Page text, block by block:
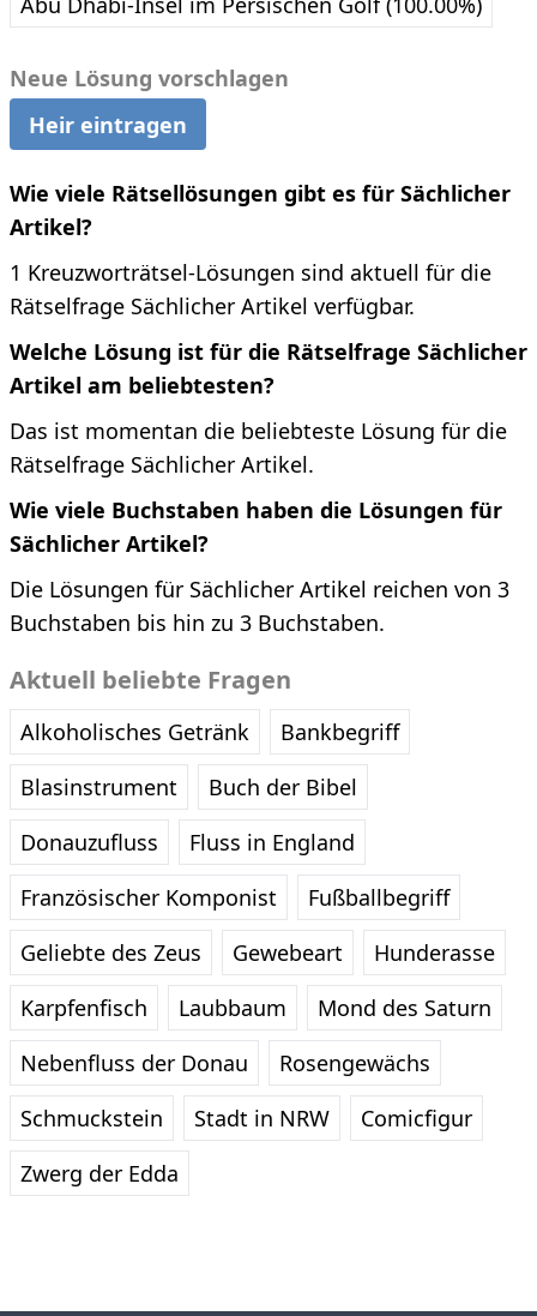
Neue Lösung vorschlagen
Heir eintragen
Wie viele Rätsellösungen gibt es für Sächlicher
Artikel?
1 Kreuzworträtsel-Lösungen sind aktuell für die
Rätselfrage Sächlicher Artikel verfügbar.
Welche Lösung ist für die Rätselfrage Sächlicher
Artikel am beliebtesten?
Das ist momentan die beliebteste Lösung für die
Rätselfrage Sächlicher Artikel.
Wie viele Buchstaben haben die Lösungen für
Sächlicher Artikel?
Die Lösungen für Sächlicher Artikel reichen von 3
Buchstaben bis hin zu 3 Buchstaben.
Aktuell beliebte Fragen
Alkoholisches Getränk
Bankbegriff
Blasinstrument
Buch der Bibel
Donauzufluss
Fluss in England
Französischer Komponist
Fußballbegriff
Geliebte des Zeus
Gewebeart
Hunderasse
Karpfenfisch
Laubbaum
Mond des Saturn
Nebenfluss der Donau
Rosengewächs
Schmuckstein
Stadt in NRW
Comicfigur
Zwerg der Edda